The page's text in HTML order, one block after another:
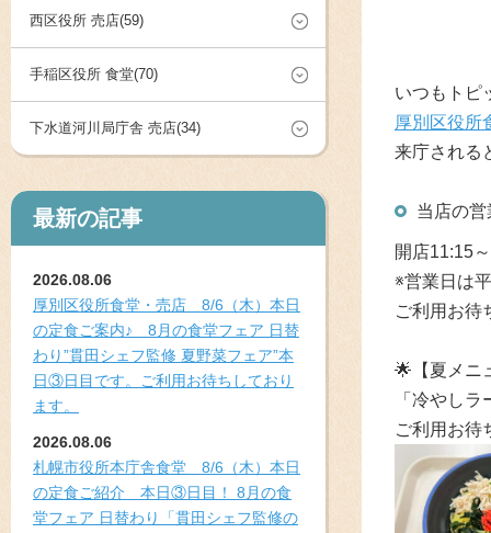
西区役所 売店(59)
手稲区役所 食堂(70)
下水道河川局庁舎 売店(34)
最新の記事
2026.08.06
厚別区役所食堂・売店 8/6（木）本日
の定食ご案内♪ 8月の食堂フェア 日替
わり”貫田シェフ監修 夏野菜フェア”本
日③日目です。ご利用お待ちしており
ます。
2026.08.06
札幌市役所本庁舎食堂 8/6（木）本日
の定食ご紹介 本日③日目！ 8月の食
堂フェア 日替わり「貫田シェフ監修の
いつもトピ
厚別区役所
来庁される
当店の
開店11:15～
※営業日は
ご利用お待
🌟 【夏メ
「冷やし
ご利用お待